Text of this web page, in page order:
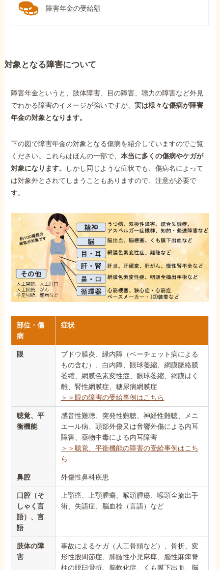
障害年金の受給額
対象となる障害について
障害年金というと、肢体障害、目の障害、聴力の障害など外見
でわかる障害のイメージが強いですが、実は様々な傷病が障害
年金の対象となります。
下の図で障害年金の対象となる傷病を紹介していますのでご覧
ください。これらはほんの一部で、本当に多くの傷病やケガが
対象になります。
しかし同じような症状でも、傷病名によって
は対象外とされてしまうこともありますので、注意が必要で
す。
部位・傷
病
症状
眼
ブドウ膜炎、緑内障（ベーチェット病による
もの含む）、白内障、眼球萎縮、網膜脈絡膜
萎縮、網膜色素変性症、眼球萎縮、網膜はく
離、腎性網膜症、糖尿病網膜症
＞＞眼の障害の受給事例はこちら
聴覚、平
衡機能
感音性難聴、突発性難聴、神経性難聴、メニ
エール病、頭部外傷又は音響外傷による内耳
障害、薬物中毒による内耳障害
＞＞聴覚、平衡機能の障害の受給事例はこち
ら
鼻腔 外傷性鼻科疾患
口腔（そ
しゃく言
語）、言
語
上顎癌、上顎腫瘍、喉頭腫瘍、喉頭全摘出手
術、失語症、脳血栓（言語）など
肢体の障
害
事故によるケガ（人工骨頭など）、骨折、変
形性股間節症、肺髄性小児麻痺、脳性麻痺脊
柱の脱臼骨折、脳軟化症、くも膜下出血、脳